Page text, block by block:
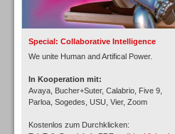
Special: Collaborative Intelligence
We unite Human and Artifical Power.
In Kooperation mit:
Avaya, Bucher+Suter, Calabrio, Five 9,
Parloa, Sogedes, USU, Vier, Zoom
Kostenlos zum Durchklicken: